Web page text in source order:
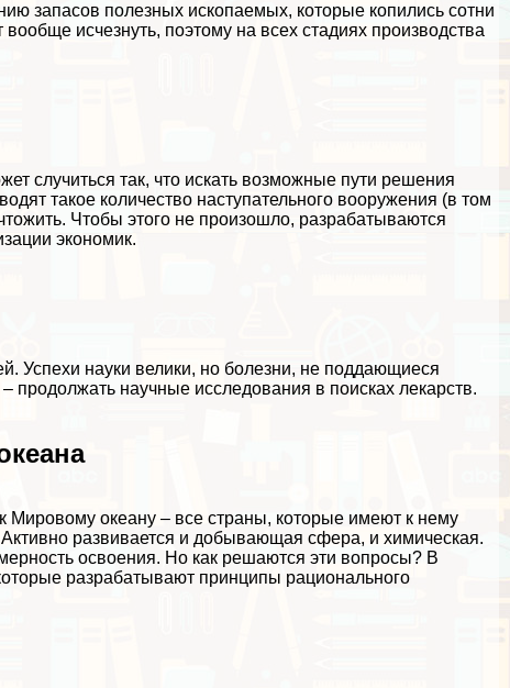
запасов полезных ископаемых, которые копились сотни
исчезнуть, поэтому на всех стадиях производства
случиться так, что искать возможные пути решения
такое количество наступательного вооружения (в том
Чтобы этого не произошло, разpaбатываются
экономик.
Успехи науки велики, но болезни, не поддающиеся
научные исследования в поисках лекарств.
океану – все страны, которые имеют к нему
Активно развивается и добывающая сфера, и химическая.
освоения. Но как решаются эти вопросы? В
разpaбатывают принципы рационального